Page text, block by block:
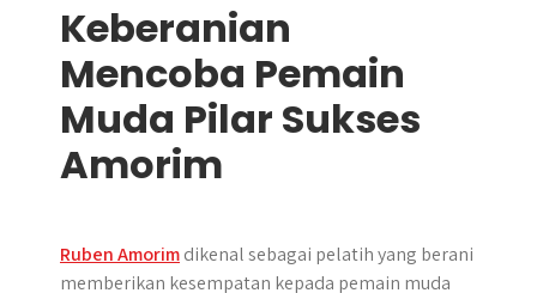
Keberanian
Mencoba Pemain
Muda Pilar Sukses
Amorim
Ruben Amorimdikenal sebagai pelatih yang berani
memberikan kesempatan kepada pemain muda